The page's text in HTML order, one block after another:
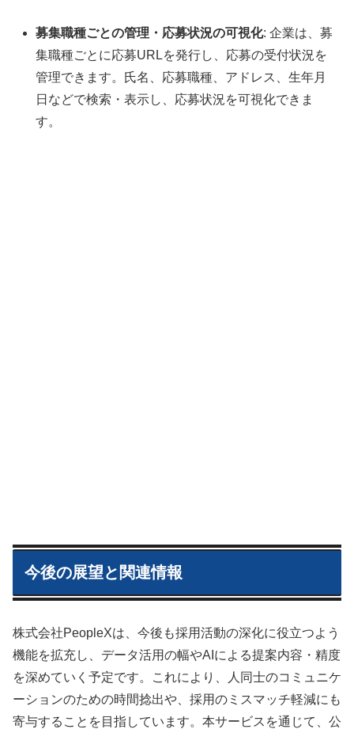
募集職種ごとの管理・応募状況の可視化: 企業は、募
集職種ごとに応募URLを発行し、応募の受付状況を
管理できます。氏名、応募職種、アドレス、生年月
日などで検索・表示し、応募状況を可視化できま
す。
今後の展望と関連情報
株式会社PeopleXは、今後も採用活動の深化に役立つよう
機能を拡充し、データ活用の幅やAIによる提案内容・精度
を深めていく予定です。これにより、人同士のコミュニケ
ーションのための時間捻出や、採用のミスマッチ軽減にも
寄与することを目指しています。本サービスを通じて、公